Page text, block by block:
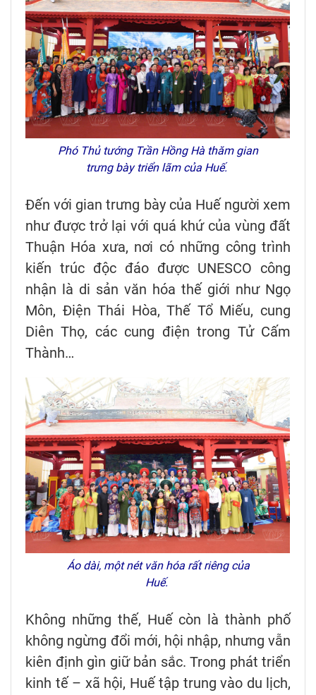
Phó Thủ tướng Trần Hồng Hà thăm gian
trưng bày triển lãm của Huế.
Đến với gian trưng bày của Huế người xem
như được trở lại với quá khứ của vùng đất
Thuận Hóa xưa, nơi có những công trình
kiến trúc độc đáo được UNESCO công
nhận là di sản văn hóa thế giới như Ngọ
Môn, Điện Thái Hòa, Thế Tổ Miếu, cung
Diên Thọ, các cung điện trong Tử Cấm
Thành…
Áo dài, một nét văn hóa rất riêng của
Huế.
Không những thế, Huế còn là thành phố
không ngừng đổi mới, hội nhập, nhưng vẫn
kiên định gìn giữ bản sắc. Trong phát triển
kinh tế – xã hội, Huế tập trung vào du lịch,